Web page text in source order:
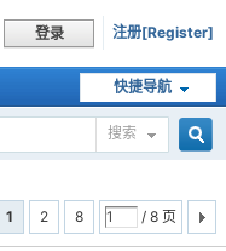
登录 注册[Register]
快捷导航
搜索
1
2 8 / 8 页